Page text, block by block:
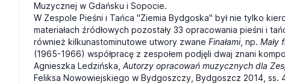
Muzycznej w Gdańsku i Sopocie.
W Zespole Pieśni i Tańca "Ziemia Bydgoska" był nie tylko
materiałach źródłowych pozostały 33 opracowania pieśni i
również kilkunastominutowe utwory zwane Finałami, np. Mały
(1965-1966) współpracę z zespołem podjęli dwaj znani
Agnieszka Ledzińska, Autorzy opracowań muzycznych dla
Feliksa Nowowiejskiego w Bydgoszczy, Bydgoszcz 2014, ss.